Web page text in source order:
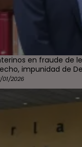
en fraude de
impunidad de
01/2026